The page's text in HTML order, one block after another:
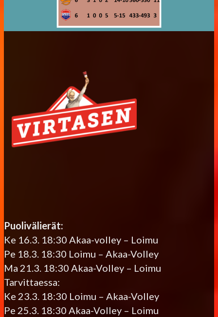
Puolivälierät:
Ke 16.3. 18:30 Akaa-volley – Loimu
Pe 18.3. 18:30 Loimu – Akaa-Volley
Ma 21.3. 18:30 Akaa-Volley – Loimu
Tarvittaessa:
Ke 23.3. 18:30 Loimu – Akaa-Volley
Pe 25.3. 18:30 Akaa-Volley – Loimu